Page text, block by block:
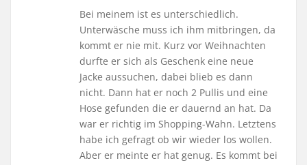
Bei meinem ist es unterschiedlich.
Unterwäsche muss ich ihm mitbringen, da
kommt er nie mit. Kurz vor Weihnachten
durfte er sich als Geschenk eine neue
Jacke aussuchen, dabei blieb es dann
nicht. Dann hat er noch 2 Pullis und eine
Hose gefunden die er dauernd an hat. Da
war er richtig im Shopping-Wahn. Letztens
habe ich gefragt ob wir wieder los wollen.
Aber er meinte er hat genug. Es kommt bei